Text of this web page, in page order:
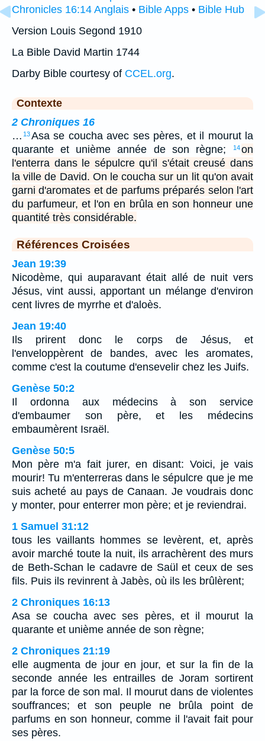
Chronicles 16:14 Anglais • Bible Apps • Bible Hub
Version Louis Segond 1910
La Bible David Martin 1744
Darby Bible courtesy of CCEL.org.
Contexte
2 Chroniques 16
… 13Asa se coucha avec ses pères, et il mourut la
quarante et unième année de son règne;
14on
l'enterra dans le sépulcre qu'il s'était creusé dans
la ville de David. On le coucha sur un lit qu'on avait
garni d'aromates et de parfums préparés selon l'art
du parfumeur, et l'on en brûla en son honneur une
quantité très considérable.
Références Croisées
Jean 19:39
Nicodème, qui auparavant était allé de nuit vers
Jésus, vint aussi, apportant un mélange d'environ
cent livres de myrrhe et d'aloès.
Jean 19:40
Ils prirent donc le corps de Jésus, et
l'enveloppèrent de bandes, avec les aromates,
comme c'est la coutume d'ensevelir chez les Juifs.
Genèse 50:2
Il ordonna aux médecins à son service
d'embaumer son père, et les médecins
embaumèrent Israël.
Genèse 50:5
Mon père m'a fait jurer, en disant: Voici, je vais
mourir! Tu m'enterreras dans le sépulcre que je me
suis acheté au pays de Canaan. Je voudrais donc
y monter, pour enterrer mon père; et je reviendrai.
1 Samuel 31:12
tous les vaillants hommes se levèrent, et, après
avoir marché toute la nuit, ils arrachèrent des murs
de Beth-Schan le cadavre de Saül et ceux de ses
fils. Puis ils revinrent à Jabès, où ils les brûlèrent;
2 Chroniques 16:13
Asa se coucha avec ses pères, et il mourut la
quarante et unième année de son règne;
2 Chroniques 21:19
elle augmenta de jour en jour, et sur la fin de la
seconde année les entrailles de Joram sortirent
par la force de son mal. Il mourut dans de violentes
souffrances; et son peuple ne brûla point de
parfums en son honneur, comme il l'avait fait pour
ses pères.